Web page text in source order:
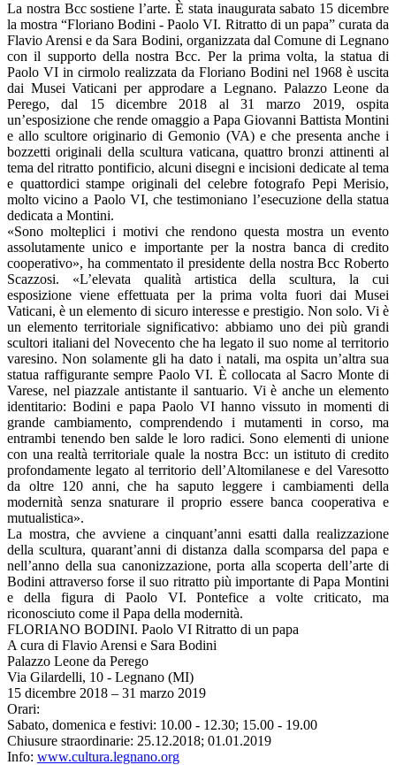
La nostra Bcc sostiene l’arte. È stata inaugurata sabato 15 dicembre
la mostra “Floriano Bodini - Paolo VI. Ritratto di un papa” curata da
Flavio Arensi e da Sara Bodini, organizzata dal Comune di Legnano
con il supporto della nostra Bcc. Per la prima volta, la statua di
Paolo VI in cirmolo realizzata da Floriano Bodini nel 1968 è uscita
dai Musei Vaticani per approdare a Legnano. Palazzo Leone da
Perego, dal 15 dicembre 2018 al 31 marzo 2019, ospita
un’esposizione che rende omaggio a Papa Giovanni Battista Montini
e allo scultore originario di Gemonio (VA) e che presenta anche i
bozzetti originali della scultura vaticana, quattro bronzi attinenti al
tema del ritratto pontificio, alcuni disegni e incisioni dedicate al tema
e quattordici stampe originali del celebre fotografo Pepi Merisio,
molto vicino a Paolo VI, che testimoniano l’esecuzione della statua
dedicata a Montini.
«Sono molteplici i motivi che rendono questa mostra un evento
assolutamente unico e importante per la nostra banca di credito
cooperativo», ha commentato il presidente della nostra Bcc Roberto
Scazzosi. «L’elevata qualità artistica della scultura, la cui
esposizione viene effettuata per la prima volta fuori dai Musei
Vaticani, è un elemento di sicuro interesse e prestigio. Non solo. Vi è
un elemento territoriale significativo: abbiamo uno dei più grandi
scultori italiani del Novecento che ha legato il suo nome al territorio
varesino. Non solamente gli ha dato i natali, ma ospita un’altra sua
statua raffigurante sempre Paolo VI. È collocata al Sacro Monte di
Varese, nel piazzale antistante il santuario. Vi è anche un elemento
identitario: Bodini e papa Paolo VI hanno vissuto in momenti di
grande cambiamento, comprendendo i mutamenti in corso, ma
entrambi tenendo ben salde le loro radici. Sono elementi di unione
con una realtà territoriale quale la nostra Bcc: un istituto di credito
profondamente legato al territorio dell’Altomilanese e del Varesotto
da oltre 120 anni, che ha saputo leggere i cambiamenti della
modernità senza snaturare il proprio essere banca cooperativa e
mutualistica».
La mostra, che avviene a cinquant’anni esatti dalla realizzazione
della scultura, quarant’anni di distanza dalla scomparsa del papa e
nell’anno della sua canonizzazione, porta alla scoperta dell’arte di
Bodini attraverso forse il suo ritratto più importante di Papa Montini
e della figura di Paolo VI. Pontefice a volte criticato, ma
riconosciuto come il Papa della modernità.
FLORIANO BODINI. Paolo VI Ritratto di un papa
A cura di Flavio Arensi e Sara Bodini
Palazzo Leone da Perego
Via Gilardelli, 10 - Legnano (MI)
15 dicembre 2018 – 31 marzo 2019
Orari:
Sabato, domenica e festivi: 10.00 - 12.30; 15.00 - 19.00
Chiusure straordinarie: 25.12.2018; 01.01.2019
Info: www.cultura.legnano.org